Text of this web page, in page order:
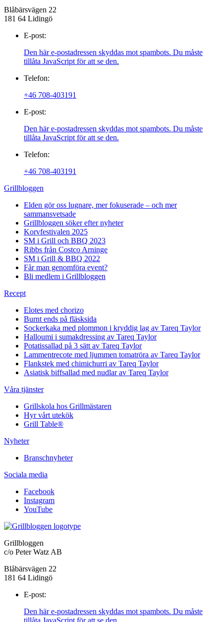
Blåbärsvägen 22
181 64 Lidingö
E-post:
Den här e-postadressen skyddas mot spambots. Du måste
tillåta JavaScript för att se den.
Telefon:
+46 708-403191
E-post:
Den här e-postadressen skyddas mot spambots. Du måste
tillåta JavaScript för att se den.
Telefon:
+46 708-403191
Grillbloggen
Elden gör oss lugnare, mer fokuserade – och mer
sammansvetsade
Grillbloggen söker efter nyheter
Korvfestivalen 2025
SM i Grill och BBQ 2023
Ribbs från Costco Arninge
SM i Grill & BBQ 2022
Får man genomföra event?
Bli medlem i Grillbloggen
Recept
Elotes med chorizo
Burnt ends på fläsksida
Sockerkaka med plommon i kryddig lag av Tareq Taylor
Halloumi i sumakdressing av Tareq Taylor
Potatissallad på 3 sätt av Tareq Taylor
Lammentrecote med ljummen tomatröra av Tareq Taylor
Flankstek med chimichurri av Tareq Taylor
Asiatisk biffsallad med nudlar av Tareq Taylor
Våra tjänster
Grillskola hos Grillmästaren
Hyr vårt utekök
Grill Table®
Nyheter
Branschnyheter
Sociala media
Facebook
Instagram
YouTube
Grillbloggen
c/o Peter Watz AB
Blåbärsvägen 22
181 64 Lidingö
E-post:
Den här e-postadressen skyddas mot spambots. Du måste